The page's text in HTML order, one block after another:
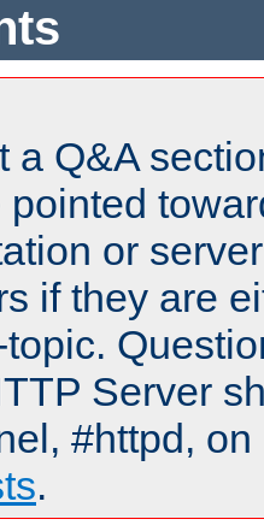
a Q&A
pointed
or
if they are
Server
#httpd,
.